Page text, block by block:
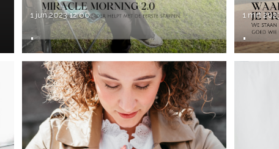
.
1 jun 2023 12:00
.
1 mrt